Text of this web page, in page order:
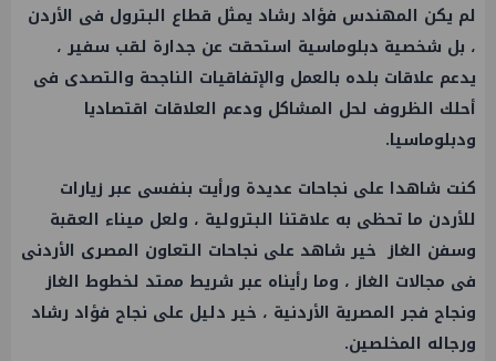
لم يكن المهندس فؤاد رشاد يمثل قطاع البترول فى الأردن
، بل شخصية دبلوماسية استحقت عن جدارة لقب سفير ،
يدعم علاقات بلده بالعمل والإتفاقيات الناجحة والتصدى فى
أحلك الظروف لحل المشاكل ودعم العلاقات اقتصاديا
ودبلوماسيا.
كنت شاهدا على نجاحات عديدة ورأيت بنفسى عبر زيارات
للأردن ما تحظى به علاقتنا البترولية ، ولعل ميناء العقبة
وسفن الغاز خير شاهد على نجاحات التعاون المصرى الأردنى
فى مجالات الغاز ، وما رأيناه عبر شريط ممتد لخطوط الغاز
ونجاح فجر المصرية الأردنية ، خير دليل على نجاح فؤاد رشاد
ورجاله المخلصين.